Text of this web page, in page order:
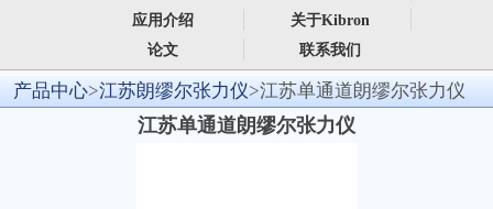
应用介绍
关于Kibron
论文
联系我们
产品中心>江苏朗缪尔张力仪>江苏单通道朗缪尔张力仪
江苏单通道朗缪尔张力仪